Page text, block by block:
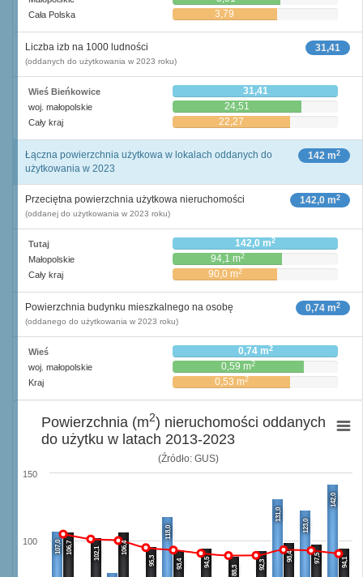
Cała Polska 3,79
31,41
Liczba izb na 1000 ludności
(oddanych do użytkowania w 2023 roku)
Wieś Bieńkowice 31,41
woj. małopolskie 24,51
Cały kraj 22,27
142 m2
Łączna powierzchnia użytkowa w lokalach oddanych do
użytkowania w 2023
142,0 m2
Przeciętna powierzchnia użytkowa nieruchomości
(oddanej do użytkowania w 2023 roku)
Tutaj 142,0 m2
Małopolskie 94,1 m2
Cały kraj 90,0 m2
0,74 m2
Powierzchnia budynku mieszkalnego na osobę
(oddanego do użytkowania w 2023 roku)
Wieś 0,74 m2
woj. małopolskie 0,59 m2
Kraj 0,53 m2
(Źródło: GUS)
107,0
118,0
131,0
123,0
142,0
106,7 102,1 106,4
95,3 93,4 94,5
88,3 92,3
98,4 97,5 94,1
100
150
Powierzchnia (m2) nieruchomości oddanych
do użytku w latach 2013-2023